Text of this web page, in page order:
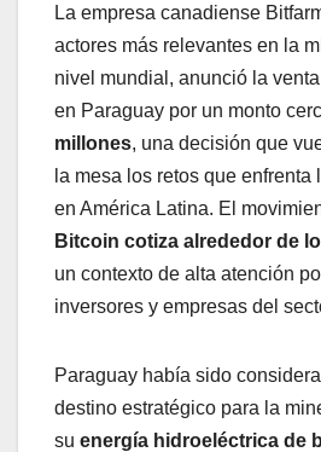
La empresa canadiense
actores más relevantes en la
nivel mundial, anunció la
en Paraguay por un monto
millones, una decisión que
la mesa los retos que enfrenta
en América Latina. El
Bitcoin cotiza alrededor de
un contexto de alta atención
inversores y empresas del
Paraguay había sido
destino estratégico para la
su energía hidroeléctrica de